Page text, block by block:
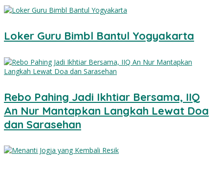
Loker Guru Bimbl Bantul Yogyakarta
Rebo Pahing Jadi Ikhtiar Bersama, IIQ
An Nur Mantapkan Langkah Lewat Doa
dan Sarasehan